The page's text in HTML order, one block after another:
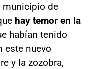
municipio de
hay temor en la
habían tenido
este nuevo
y la zozobra,